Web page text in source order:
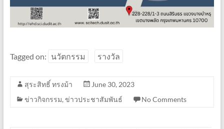
Tagged on: นวัตกรรม รางวัล
สุระสิทธิ์ ทรงม้า
June 30, 2023
ข่าวกิจกรรม, ข่าวประชาสัมพันธ์ No Comments